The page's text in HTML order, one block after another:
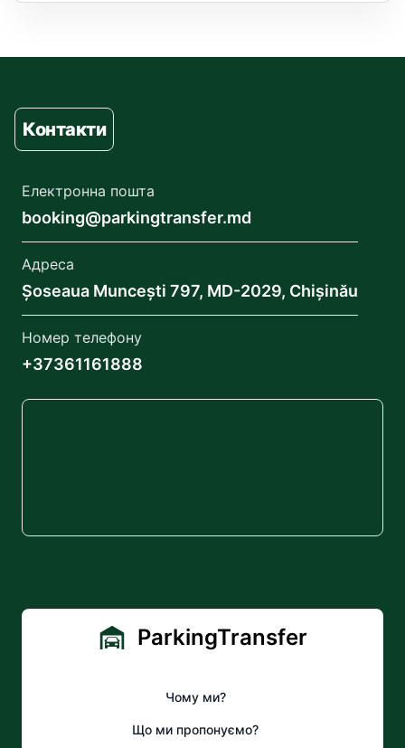
Контакти
Електронна пошта
booking@parkingtransfer.md
Адреса
Șoseaua Muncești 797, MD-2029, Chișinău
Номер телефону
+37361161888
ParkingTransfer
Чому ми?
Що ми пропонуємо?